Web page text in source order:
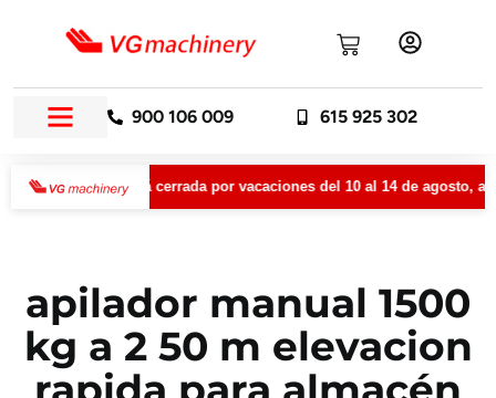
900 106 009 615 925 302
permanecerá cerrada por vacaciones del 10 al 14 de agosto,
apilador manual 1500
kg a 2 50 m elevacion